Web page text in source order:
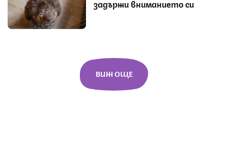
задържи вниманието си
ВИЖ ОЩЕ